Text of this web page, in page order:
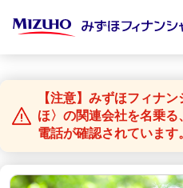
〈みずほ〉について
株主・投資家の皆さまへ
【注意】みずほフィナ
ほ〉の関連会社を名乗
電話が確認されています